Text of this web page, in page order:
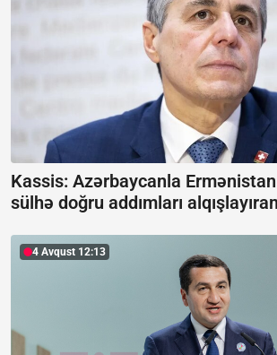
Kassis: Azərbaycanla Ermənistan
sülhə doğru addımları
4 Avqust 12:13